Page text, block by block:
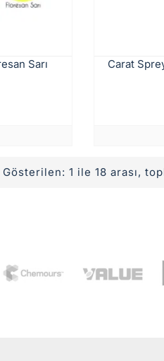
Sarı Carat
Gösterilen: 1 ile 18 arası,